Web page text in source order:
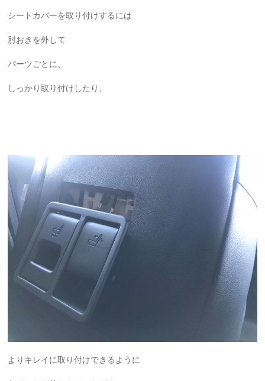
シートカバーを取り付けするには
肘おきを外して
パーツごとに、
しっかり取り付けしたり、
よりキレイに取り付けできるように